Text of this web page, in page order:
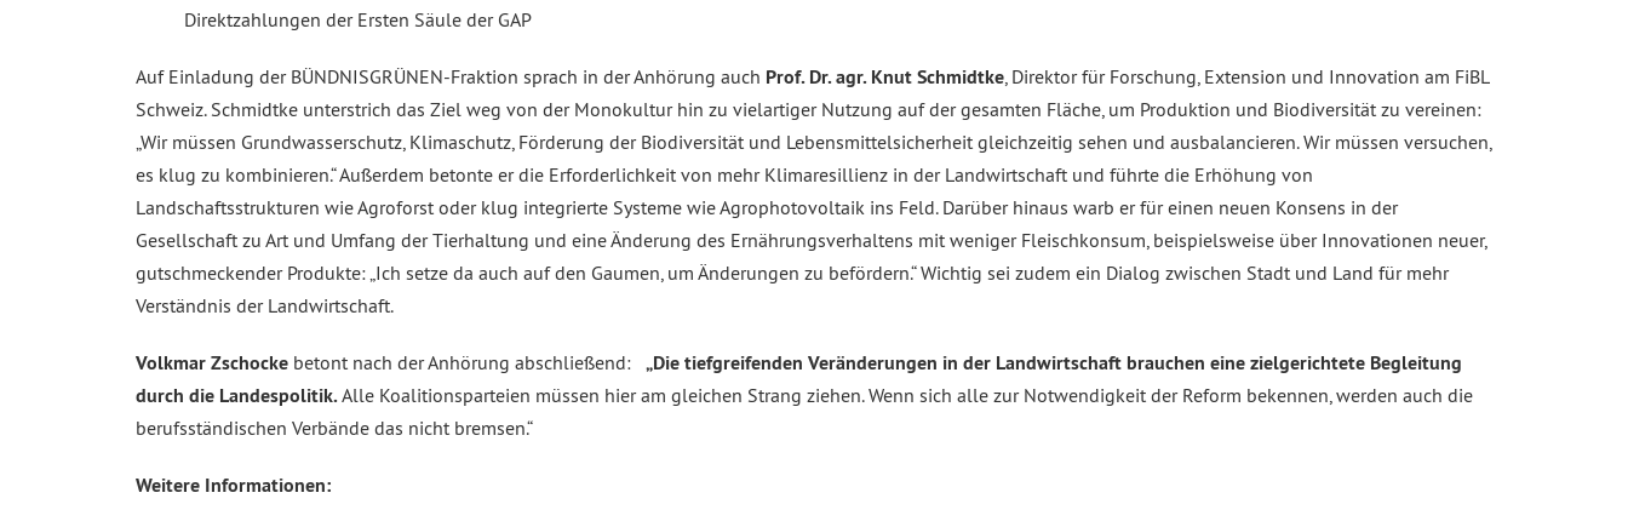
Direktzahlungen der Ersten Säule der GAP
Auf Einladung der BÜNDNISGRÜNEN-Fraktion sprach in der Anhörung auch Prof. Dr. agr. Knut Schmidtke, Direktor für Forschung, Extension und Innovation am FiBL
Schweiz. Schmidtke unterstrich das Ziel weg von der Monokultur hin zu vielartiger Nutzung auf der gesamten Fläche, um Produktion und Biodiversität zu vereinen:
„Wir müssen Grundwasserschutz, Klimaschutz, Förderung der Biodiversität und Lebensmittelsicherheit gleichzeitig sehen und ausbalancieren. Wir müssen versuchen,
es klug zu kombinieren.“ Außerdem betonte er die Erforderlichkeit von mehr Klimaresillienz in der Landwirtschaft und führte die Erhöhung von
Landschaftsstrukturen wie Agroforst oder klug integrierte Systeme wie Agrophotovoltaik ins Feld. Darüber hinaus warb er für einen neuen Konsens in der
Gesellschaft zu Art und Umfang der Tierhaltung und eine Änderung des Ernährungsverhaltens mit weniger Fleischkonsum, beispielsweise über Innovationen neuer,
gutschmeckender Produkte: „Ich setze da auch auf den Gaumen, um Änderungen zu befördern.“ Wichtig sei zudem ein Dialog zwischen Stadt und Land für mehr
Verständnis der Landwirtschaft.
Volkmar Zschocke betont nach der Anhörung abschließend: „Die tiefgreifenden Veränderungen in der Landwirtschaft brauchen eine zielgerichtete Begleitung
durch die Landespolitik.Alle Koalitionsparteien müssen hier am gleichen Strang ziehen. Wenn sich alle zur Notwendigkeit der Reform bekennen, werden auch die
berufsständischen Verbände das nicht bremsen.“
Weitere Informationen: